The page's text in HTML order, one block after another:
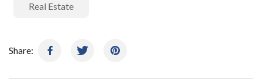
Real Estate
Share: